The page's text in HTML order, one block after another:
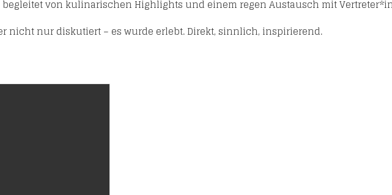
begleitet von kulinarischen Highlights und einem regen Austausch mit
nicht nur diskutiert – es wurde erlebt. Direkt, sinnlich, inspirierend.